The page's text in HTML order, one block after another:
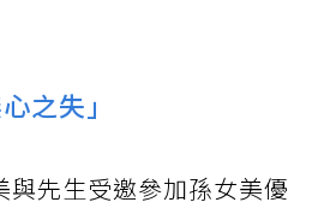
之失」
與先生受邀參加孫女美優